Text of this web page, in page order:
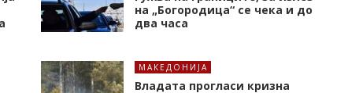
на „Богородица“ се чека и до
два часа
МАКЕДОНИЈА
Владата прогласи кризна